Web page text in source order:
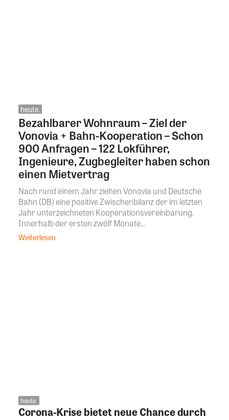
heute.
Bezahlbarer Wohnraum – Ziel der
Vonovia + Bahn-Kooperation – Schon
900 Anfragen – 122 Lokführer,
Ingenieure, Zugbegleiter haben schon
einen Mietvertrag
Nach rund einem Jahr ziehen Vonovia und Deutsche
Bahn (DB) eine positive Zwischenbilanz der im letzten
Jahr unterzeichneten Kooperationsvereinbarung.
Innerhalb der ersten zwölf Monate...
Weiterlesen
heute.
Corona-Krise bietet neue Chance durch